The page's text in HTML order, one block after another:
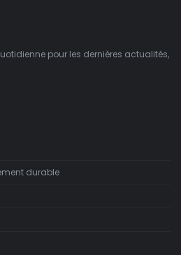
pour les dernières actualités,
durable